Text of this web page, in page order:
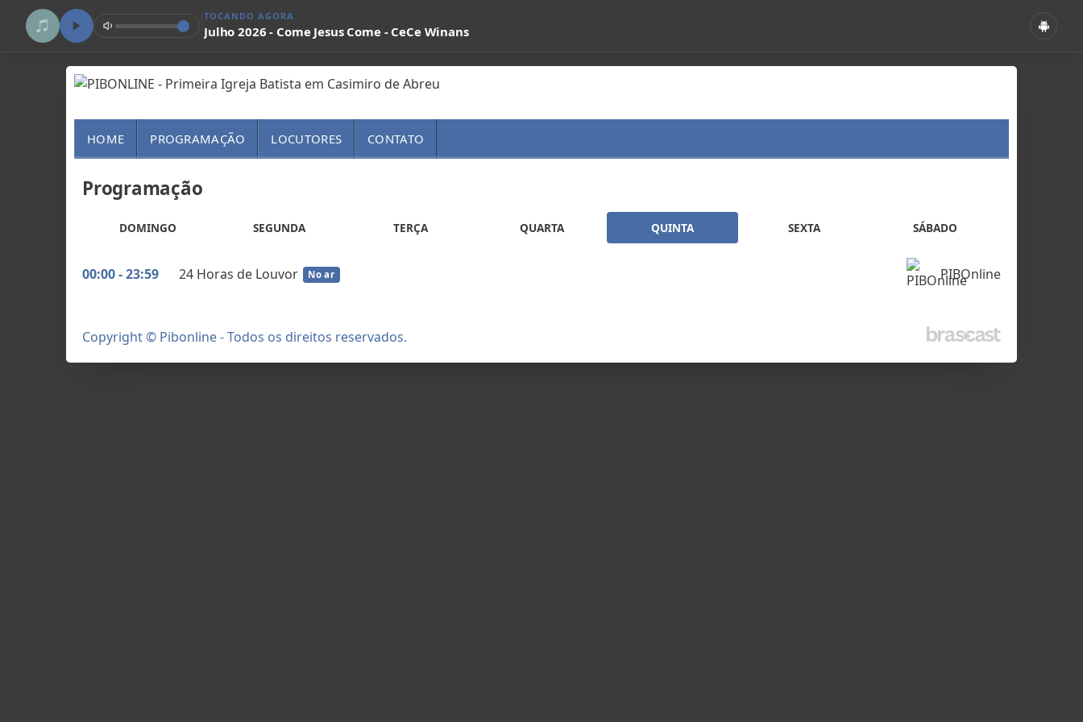
TOCANDO AGORA
Julho 2026 - Come Jesus Come - CeCe Winans
HOME PROGRAMAÇÃO LOCUTORES CONTATO
Programação
DOMINGO SEGUNDA TERÇA QUARTA QUINTA SEXTA SÁBADO
00:00 - 23:59 24 Horas de Louvor No ar PIBOnline
Copyright © Pibonline - Todos os direitos reservados.